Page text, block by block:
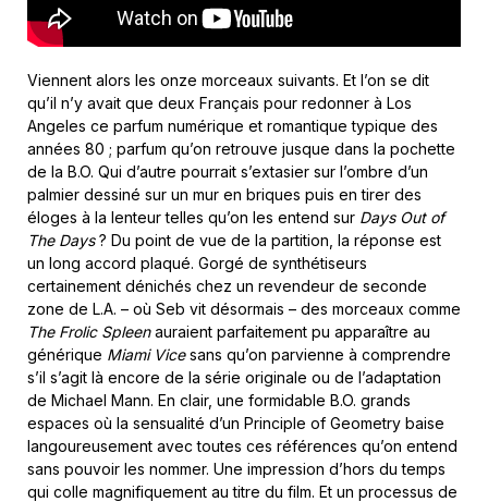
Viennent alors les onze morceaux suivants. Et l’on se dit
qu’il n’y avait que deux Français pour redonner à Los
Angeles ce parfum numérique et romantique typique des
années 80 ; parfum qu’on retrouve jusque dans la pochette
de la B.O. Qui d’autre pourrait s’extasier sur l’ombre d’un
palmier dessiné sur un mur en briques puis en tirer des
éloges à la lenteur telles qu’on les entend sur Days Out of
The Days? Du point de vue de la partition, la réponse est
un long accord plaqué. Gorgé de synthétiseurs
certainement dénichés chez un revendeur de seconde
zone de L.A. – où Seb vit désormais – des morceaux comme
The Frolic Spleenauraient parfaitement pu apparaître au
générique Miami Vicesans qu’on parvienne à comprendre
s’il s’agit là encore de la série originale ou de l’adaptation
de Michael Mann. En clair, une formidable B.O. grands
espaces où la sensualité d’un Principle of Geometry baise
langoureusement avec toutes ces références qu’on entend
sans pouvoir les nommer. Une impression d’hors du temps
qui colle magnifiquement au titre du film. Et un processus de